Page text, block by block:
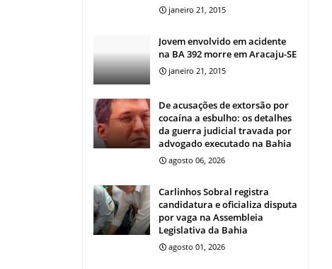
janeiro 21, 2015
Jovem envolvido em acidente
na BA 392 morre em Aracaju-SE
janeiro 21, 2015
De acusações de extorsão por
cocaína a esbulho: os detalhes
da guerra judicial travada por
advogado executado na Bahia
agosto 06, 2026
Carlinhos Sobral registra
candidatura e oficializa disputa
por vaga na Assembleia
Legislativa da Bahia
agosto 01, 2026